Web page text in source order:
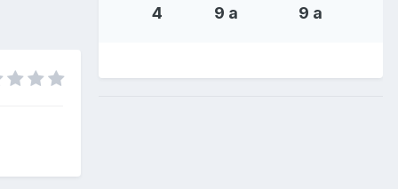
4 9 a 9 a